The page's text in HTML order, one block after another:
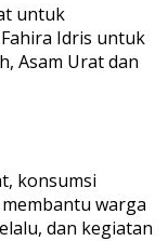
untuk
Idris untuk
Asam Urat dan
konsumsi
warga
dan kegiatan